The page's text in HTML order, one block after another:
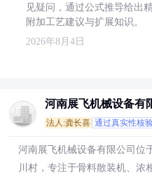
见疑问，通过公式推导给出
附加工艺建议与扩展知识。
2026年8月4日
河南展飞机械设备有
法人:龚长喜 通过真实性核
河南展飞机械设备有限公司位
川村，专注于骨料散装机、浓